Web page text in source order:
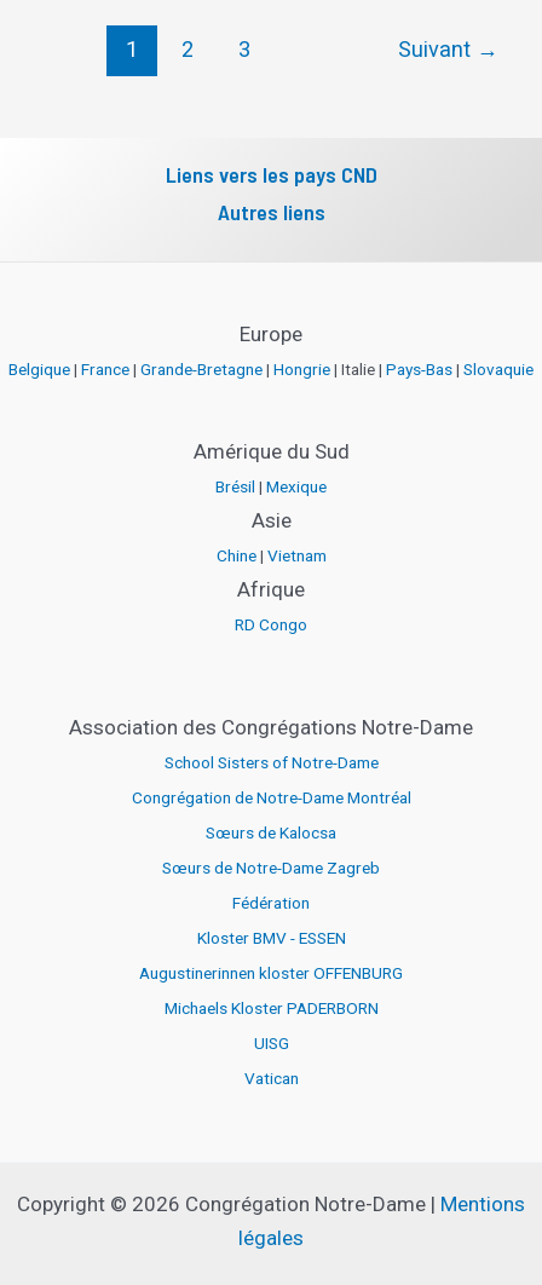
1 2 3 Suivant →
Liens vers les pays CND
Autres liens
Europe
Belgique| France| Grande-Bretagne| Hongrie| Italie | Pays-Bas| Slovaquie
Amérique du Sud
Brésil | Mexique
Asie
Chine| Vietnam
Afrique
RD Congo
Association des Congrégations Notre-Dame
School Sisters of Notre-Dame
Congrégation de Notre-Dame Montréal
Sœurs de Kalocsa
Sœurs de Notre-Dame Zagreb
Fédération
Kloster BMV - ESSEN
Augustinerinnen kloster OFFENBURG
Michaels Kloster PADERBORN
UISG
Vatican
Copyright © 2026 Congrégation Notre-Dame | Mentions
légales